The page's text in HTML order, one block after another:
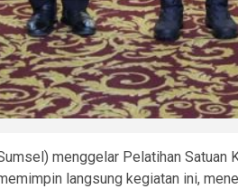
menggelar Pelatihan Satuan
langsung kegiatan ini,